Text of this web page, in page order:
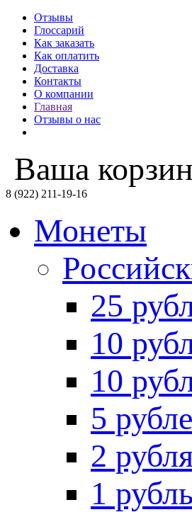
Отзывы
Глоссарий
Как заказать
Как оплатить
Доставка
Контакты
О компании
Главная
Отзывы о нас
Ваша
8 (922) 211-19-16
Монеты
25
10
10
5
2
1 рубль